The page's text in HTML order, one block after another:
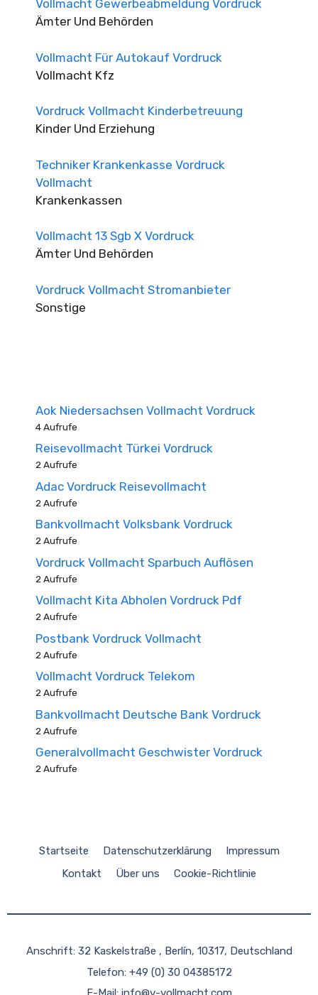
Vollmacht Gewerbeabmeldung Vordruck
Ämter Und Behörden
Vollmacht Für Autokauf Vordruck
Vollmacht Kfz
Vordruck Vollmacht Kinderbetreuung
Kinder Und Erziehung
Techniker Krankenkasse Vordruck
Vollmacht
Krankenkassen
Vollmacht 13 Sgb X Vordruck
Ämter Und Behörden
Vordruck Vollmacht Stromanbieter
Sonstige
Aok Niedersachsen Vollmacht Vordruck
4 Aufrufe
Reisevollmacht Türkei Vordruck
2 Aufrufe
Adac Vordruck Reisevollmacht
2 Aufrufe
Bankvollmacht Volksbank Vordruck
2 Aufrufe
Vordruck Vollmacht Sparbuch Auflösen
2 Aufrufe
Vollmacht Kita Abholen Vordruck Pdf
2 Aufrufe
Postbank Vordruck Vollmacht
2 Aufrufe
Vollmacht Vordruck Telekom
2 Aufrufe
Bankvollmacht Deutsche Bank Vordruck
2 Aufrufe
Generalvollmacht Geschwister Vordruck
2 Aufrufe
Startseite Datenschutzerklärung
Impressum
Kontakt
Über uns Cookie-Richtlinie
Anschrift: 32 Kaskelstraße , Berlín, 10317, Deutschland
Telefon: +49 (0) 30 04385172